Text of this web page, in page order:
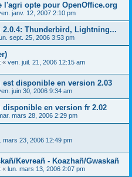
l'agri opte pour OpenOffice.org
janv. 12, 2007 2:10 pm
2.0.4: Thunderbird, Lightning...
sept. 25, 2006 3:53 pm
« ven. juil. 21, 2006 12:15 am
est disponible en version 2.03
juin 30, 2006 9:34 am
disponible en version fr 2.02
mars 28, 2006 2:29 pm
mars 23, 2006 12:49 pm
Kevreañ - Koazhañ/Gwaskañ
« lun. mars 13, 2006 2:07 pm